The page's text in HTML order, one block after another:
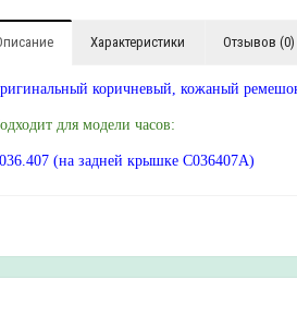
Характеристики Отзывов (0)
коричневый, кожаный
для модели часов:
(на задней крышке C036407A)